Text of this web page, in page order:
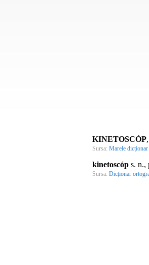
KINETOSCÓP,
Sursa: Marele
kinetoscóp s. n.,
Sursa: Dicționar